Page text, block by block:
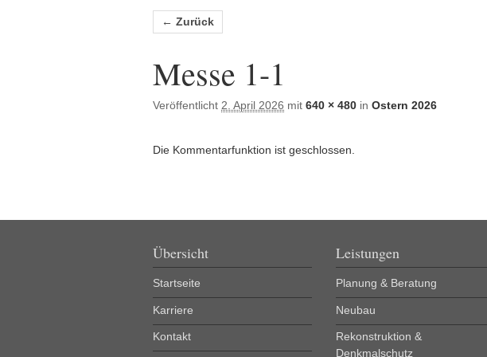
Bilder-Navigation
← Zurück
Messe 1-1
Veröffentlicht 2. April 2026 mit 640 × 480 in Ostern 2026
Die Kommentarfunktion ist geschlossen.
Übersicht
Startseite
Karriere
Kontakt
Leistungen
Planung & Beratung
Neubau
Rekonstruktion &
Denkmalschutz